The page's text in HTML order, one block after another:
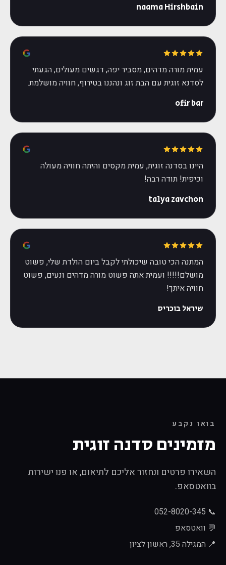
naama Hirshbain
עמית מורה מדהים, מסביר יפה, דגשים מעולים, הגעתי
לסדנא זוגית עם הבת זוג ונהננו בטירוף, חוויה מושלמת.
ofir bar
היינו בסדנה זוגית, עמית מקסים והיתה חוויה מעולה
וכיפית! תודה רבה!
talya zavchon
המתנה הכי טובה שיכולתי לקבל ביום הולדת שלי, פשוט
מושלם!!!!! ועמית אתה פשוט מורה מדהים ונעים, פשוט
חוויה איתך!
שיראל בוכריס
בואו נקבע
מזמינים סדנה זוגית
השאירו פרטים ונחזור אליכם לתיאום, או פנו ישירות
בוואטסאפ.
📞 052-8020-345
💬 וואטסאפ
📍 המגילה 35, ראשון לציון